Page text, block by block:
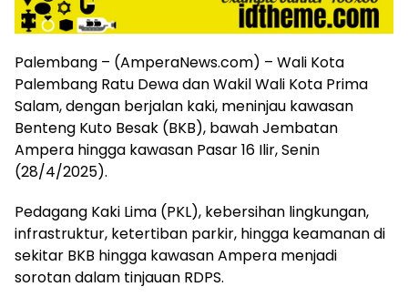
lainnya,
desain
dan
media
siber
lebih
eksklusif,
bergaya
trendi,
unsur
edukasi,
gaya
hidup,
Palembang – (AmperaNews.com) – Wali Kota
Palembang Ratu Dewa dan Wakil Wali Kota Prima
Salam, dengan berjalan kaki, meninjau kawasan
Benteng Kuto Besak (BKB), bawah Jembatan
Ampera hingga kawasan Pasar 16 Ilir, Senin
(28/4/2025).
Pedagang Kaki Lima (PKL), kebersihan lingkungan,
infrastruktur, ketertiban parkir, hingga keamanan di
sekitar BKB hingga kawasan Ampera menjadi
sorotan dalam tinjauan RDPS.